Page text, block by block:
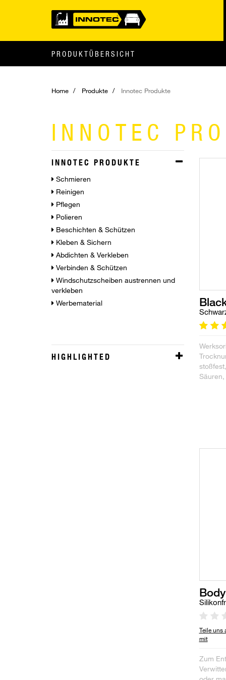
PRODUKTÜBERSICHT
Home Produkte Innotec Produkte
INNOTEC
INNOTEC PRODUKTE
Schmieren
Reinigen
Pflegen
Polieren
Beschichten & Schützen
Kleben & Sichern
Abdichten & Verkleben
Verbinden & Schützen
Windschutzscheiben austrennen und
verkleben
Werbematerial
HIGHLIGHTED
Teile uns
mit
Zum